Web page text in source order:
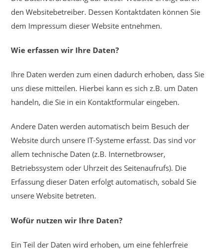
den Websitebetreiber. Dessen Kontaktdaten können Sie
dem Impressum dieser Website entnehmen.
Wie erfassen wir Ihre Daten?
Ihre Daten werden zum einen dadurch erhoben, dass Sie
uns diese mitteilen. Hierbei kann es sich z.B. um Daten
handeln, die Sie in ein Kontaktformular eingeben.
Andere Daten werden automatisch beim Besuch der
Website durch unsere IT-Systeme erfasst. Das sind vor
allem technische Daten (z.B. Internetbrowser,
Betriebssystem oder Uhrzeit des Seitenaufrufs). Die
Erfassung dieser Daten erfolgt automatisch, sobald Sie
unsere Website betreten.
Wofür nutzen wir Ihre Daten?
Ein Teil der Daten wird erhoben, um eine fehlerfreie